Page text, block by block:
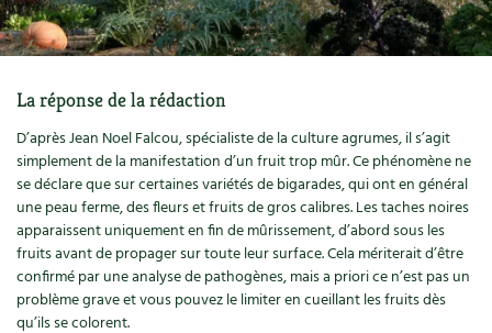
Santé, bien-être
Cosmétique bio, soins
Maison écologique
Enfants
DIY, autonomie
Société, engagement
Outils de jardin
DVD
Nos productions
Agenda, calendrier
Scolaires
Les espaces de formation
Dormir à Terre vivante
Infos pratiques
Horaires, tarifs, restauration
Potager
Permaculture et syntropie
Cultiver sous serre
Jardiner en ville
Ornement et aménagement du jardin
Champs d’action – le podcast
En direct !
Débat d’experts
Nouvelles sur le jardin et l’écologie
Prenez-en de la graine !
La réponse de la rédaction
D’après Jean Noel Falcou, spécialiste de la culture agrumes, il s’agit
simplement de la manifestation d’un fruit trop mûr. Ce phénomène ne
se déclare que sur certaines variétés de bigarades, qui ont en général
une peau ferme, des fleurs et fruits de gros calibres. Les taches noires
apparaissent uniquement en fin de mûrissement, d’abord sous les
fruits avant de propager sur toute leur surface. Cela mériterait d’être
confirmé par une analyse de pathogènes, mais a priori ce n’est pas un
problème grave et vous pouvez le limiter en cueillant les fruits dès
qu’ils se colorent.